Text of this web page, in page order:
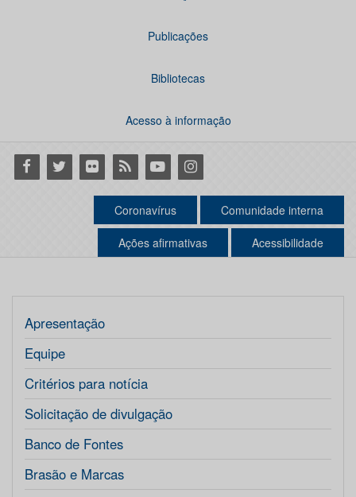
Publicações
Bibliotecas
Acesso à informação
Facebook
Twitter Flickr RSS YoutubeInstagram
Coronavírus Comunidade interna
Ações afirmativas Acessibilidade
Apresentação
Equipe
Critérios para notícia
Solicitação de divulgação
Banco de Fontes
Brasão e Marcas